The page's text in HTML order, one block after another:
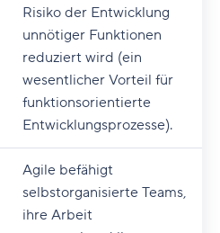
Risiko der Entwicklung
unnötiger Funktionen
reduziert wird (ein
wesentlicher Vorteil für
funktionsorientierte
Entwicklungsprozesse).
Agile befähigt
selbstorganisierte Teams,
ihre Arbeit